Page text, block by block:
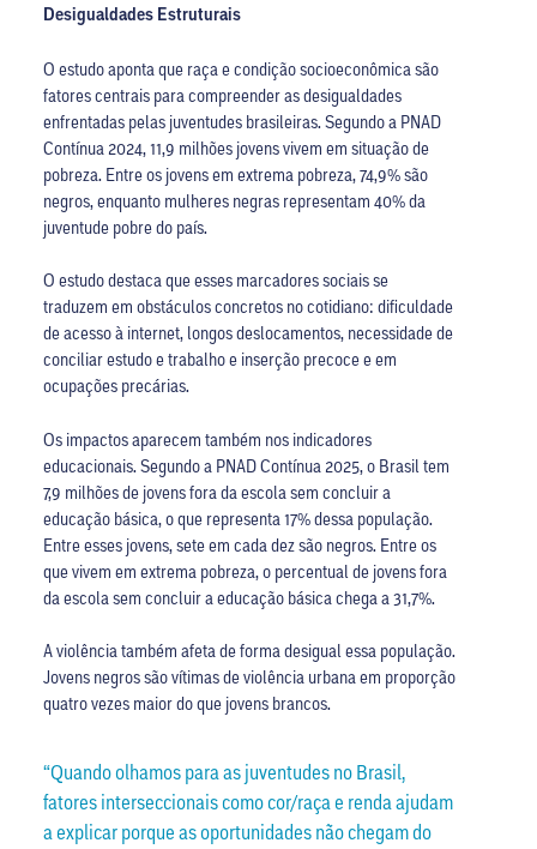
Desigualdades Estruturais
O estudo aponta que raça e condição socioeconômica são
fatores centrais para compreender as desigualdades
enfrentadas pelas juventudes brasileiras. Segundo a PNAD
Contínua 2024, 11,9 milhões jovens vivem em situação de
pobreza. Entre os jovens em extrema pobreza, 74,9% são
negros, enquanto mulheres negras representam 40% da
juventude pobre do país.
O estudo destaca que esses marcadores sociais se
traduzem em obstáculos concretos no cotidiano: dificuldade
de acesso à internet, longos deslocamentos, necessidade de
conciliar estudo e trabalho e inserção precoce e em
ocupações precárias.
Os impactos aparecem também nos indicadores
educacionais. Segundo a PNAD Contínua 2025, o Brasil tem
7,9 milhões de jovens fora da escola sem concluir a
educação básica, o que representa 17% dessa população.
Entre esses jovens, sete em cada dez são negros. Entre os
que vivem em extrema pobreza, o percentual de jovens fora
da escola sem concluir a educação básica chega a 31,7%.
A violência também afeta de forma desigual essa população.
Jovens negros são vítimas de violência urbana em proporção
quatro vezes maior do que jovens brancos.
“Quando olhamos para as juventudes no Brasil,
fatores interseccionais como cor/raça e renda ajudam
a explicar porque as oportunidades não chegam do